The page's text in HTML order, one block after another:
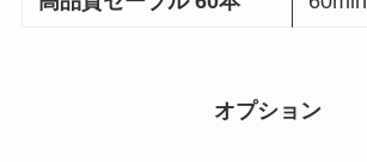
オプション